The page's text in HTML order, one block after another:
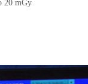
20 mGy